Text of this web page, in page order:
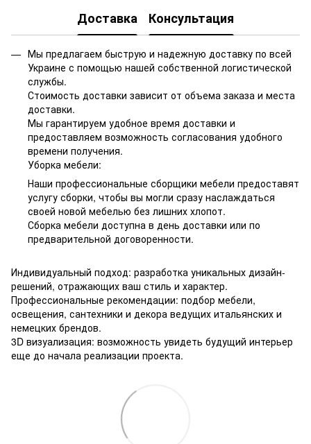
Доставка Консультация
Мы предлагаем быструю и надежную доставку по всей
Украине с помощью нашей собственной логистической
службы.
Стоимость доставки зависит от объема заказа и места
доставки.
Мы гарантируем удобное время доставки и
предоставляем возможность согласования удобного
времени получения.
Уборка мебели:
Наши профессиональные сборщики мебели предоставят
услугу сборки, чтобы вы могли сразу наслаждаться
своей новой мебелью без лишних хлопот.
Сборка мебели доступна в день доставки или по
предварительной договоренности.
Индивидуальный подход: разработка уникальных дизайн-
решений, отражающих ваш стиль и характер.
Профессиональные рекомендации: подбор мебели,
освещения, сантехники и декора ведущих итальянских и
немецких брендов.
3D визуализация: возможность увидеть будущий интерьер
еще до начала реализации проекта.